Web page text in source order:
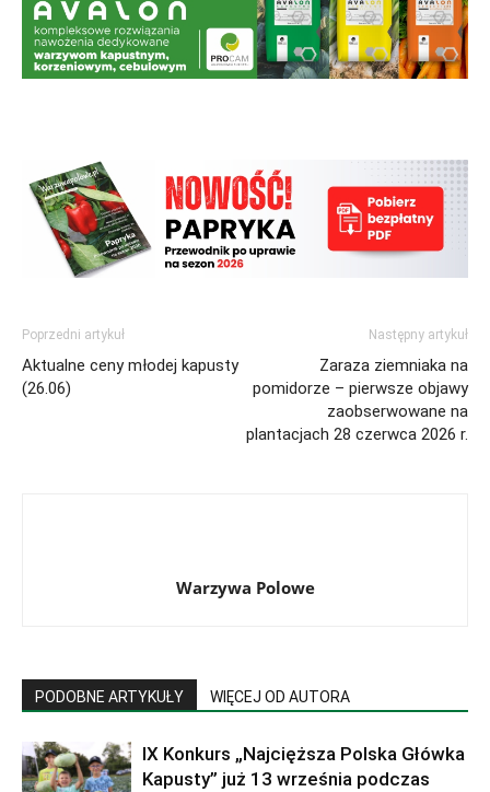
Poprzedni artykuł
Aktualne ceny młodej kapusty
(26.06)
Następny artykuł
Zaraza ziemniaka na
pomidorze – pierwsze objawy
zaobserwowane na
plantacjach 28 czerwca 2026 r.
Warzywa Polowe
PODOBNE ARTYKUŁY WIĘCEJ OD AUTORA
IX Konkurs „Najcięższa Polska Główka
Kapusty” już 13 września podczas